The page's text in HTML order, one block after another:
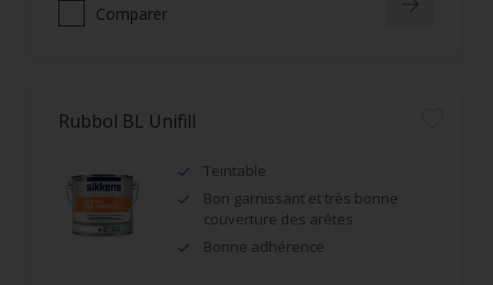
Comparer
Rubbol BL Unifill
Teintable
Bon garnissant et très bonne
couverture des arêtes
Bonne adhérence